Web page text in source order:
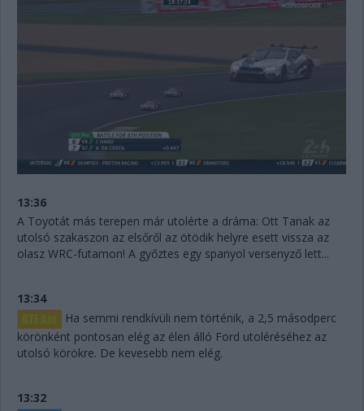
13:36
A Toyotát más terepen már utolérte a dráma: Ott Tanak az
utolsó szakaszon az elsőről az ötödik helyre esett vissza az
olasz WRC-futamon! A győztes egy spanyol versenyző lett...
13:34
Ha semmi rendkívüli nem történik, a 2,5 másodperc
körönként pontosan elég az élen álló Ford utoléréséhez az
utolsó körökre. De kevesebb nem elég.
13:32